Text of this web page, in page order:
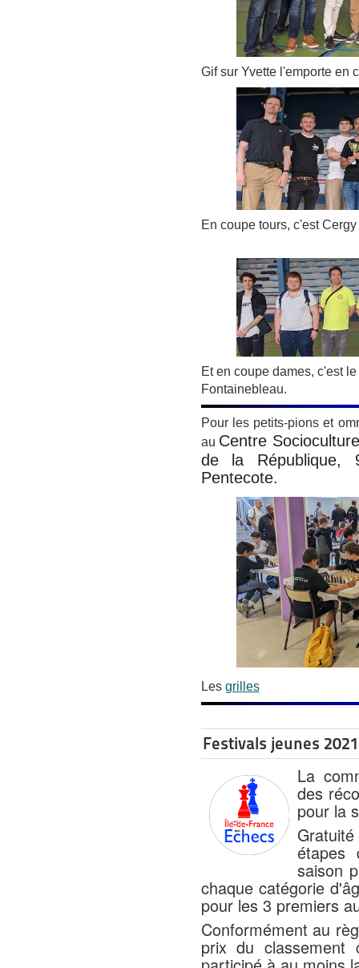
Gif sur Yvette l'emporte en
En coupe tours, c'est
Et en coupe dames, c'est
Fontainebleau.
Pour les petits-pions et
au Centre
de la République,
Pentecote.
Les grilles
Festivals jeunes
La
des
pour la
étapes
saison
chaque catégorie
pour les 3 premiers
Conformément au
prix du classement